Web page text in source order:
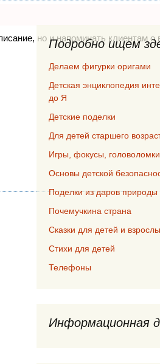
но и напоминать клиентам
Подробно ищем
Делаем фигурки оригами
Детская энциклопедия
до Я
Детские поделки
Для детей старшего
Игры, фокусы, головоломки
Основы детской
Поделки из даров природы
Почемучкина страна
Сказки для детей и
Стихи для детей
Телефоны
Информационная